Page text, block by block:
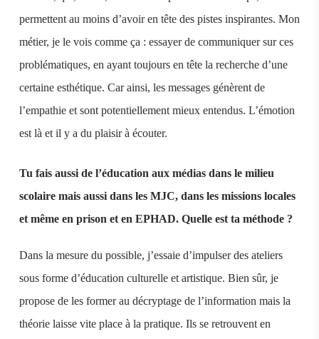
permettent au moins d’avoir en tête des pistes inspirantes. Mon
métier, je le vois comme ça : essayer de communiquer sur ces
problématiques, en ayant toujours en tête la recherche d’une
certaine esthétique. Car ainsi, les messages génèrent de
l’empathie et sont potentiellement mieux entendus. L’émotion
est là et il y a du plaisir à écouter.
Tu fais aussi de l’éducation aux médias dans le milieu
scolaire mais aussi dans les MJC, dans les missions locales
et même en prison et en EPHAD. Quelle est ta méthode ?
Dans la mesure du possible, j’essaie d’impulser des ateliers
sous forme d’éducation culturelle et artistique. Bien sûr, je
propose de les former au décryptage de l’information mais la
théorie laisse vite place à la pratique. Ils se retrouvent en